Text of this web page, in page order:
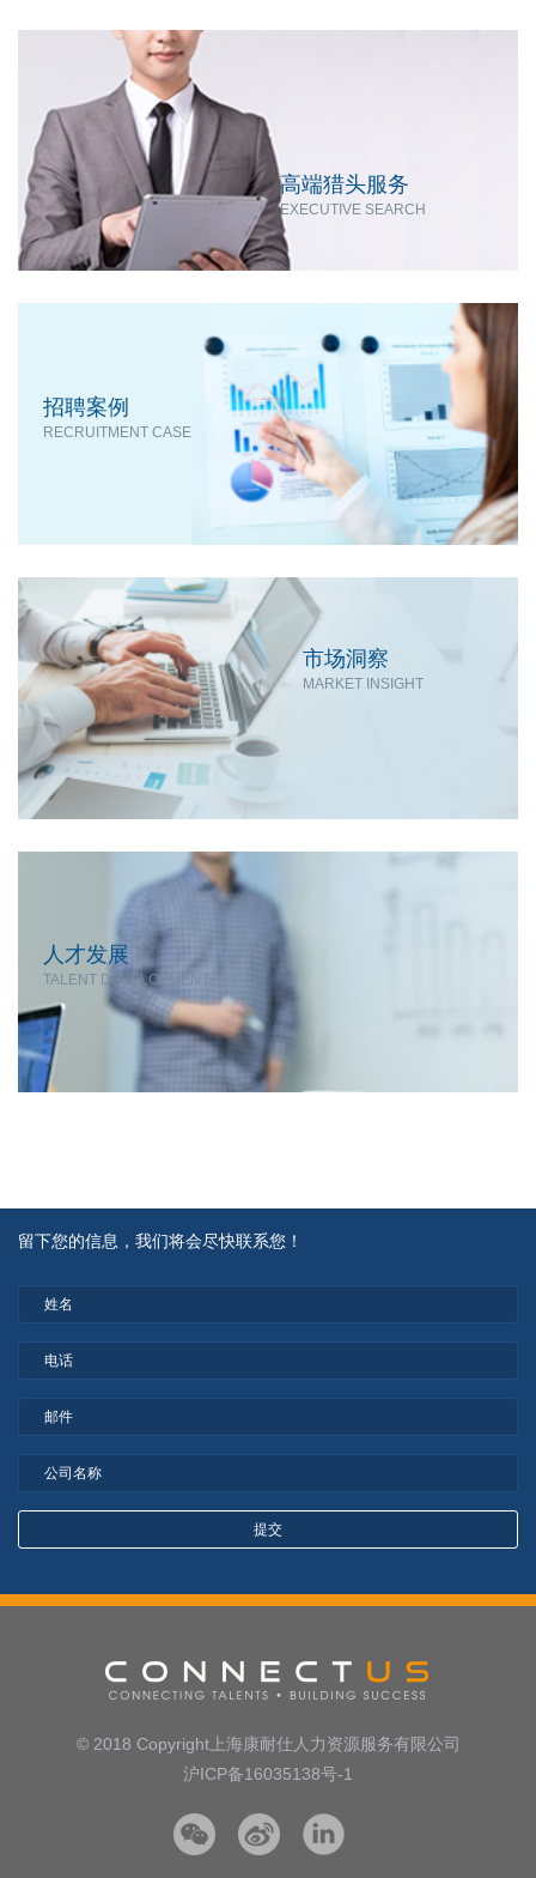
高端猎头服务
EXECUTIVE SEARCH
招聘案例
RECRUITMENT CASE
市场洞察
MARKET INSIGHT
人才发展
TALENT DEVELOPMENT
留下您的信息，我们将会尽快联系您！
© 2018 Copyright上海康耐仕人力资源服务有限公司
沪ICP备16035138号-1